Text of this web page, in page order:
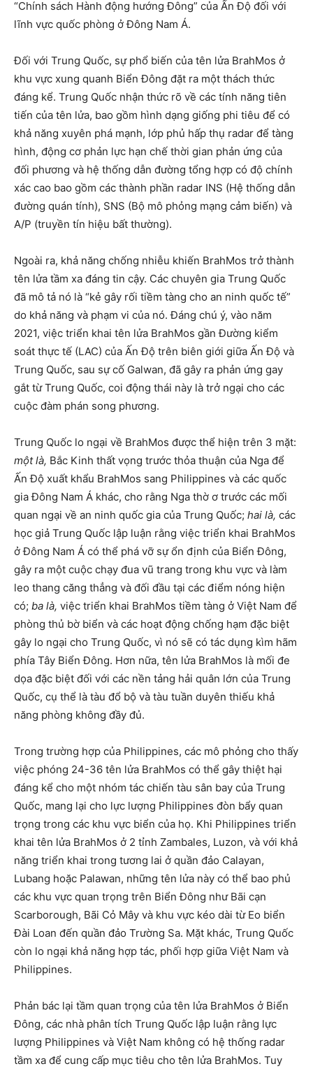
“Chính sách Hành động hướng Đông” của Ấn Độ đối với
lĩnh vực quốc phòng ở Đông Nam Á.
Đối với Trung Quốc, sự phổ biến của tên lửa BrahMos ở
khu vực xung quanh Biển Đông đặt ra một thách thức
đáng kể. Trung Quốc nhận thức rõ về các tính năng tiên
tiến của tên lửa, bao gồm hình dạng giống phi tiêu để có
khả năng xuyên phá mạnh, lớp phủ hấp thụ radar để tàng
hình, động cơ phản lực hạn chế thời gian phản ứng của
đối phương và hệ thống dẫn đường tổng hợp có độ chính
xác cao bao gồm các thành phần radar INS (Hệ thống dẫn
đường quán tính), SNS (Bộ mô phỏng mạng cảm biến) và
A/P (truyền tín hiệu bất thường).
Ngoài ra, khả năng chống nhiễu khiến BrahMos trở thành
tên lửa tầm xa đáng tin cậy. Các chuyên gia Trung Quốc
đã mô tả nó là “kẻ gây rối tiềm tàng cho an ninh quốc tế”
do khả năng và phạm vi của nó. Đáng chú ý, vào năm
2021, việc triển khai tên lửa BrahMos gần Đường kiểm
soát thực tế (LAC) của Ấn Độ trên biên giới giữa Ấn Độ và
Trung Quốc, sau sự cố Galwan, đã gây ra phản ứng gay
gắt từ Trung Quốc, coi động thái này là trở ngại cho các
cuộc đàm phán song phương.
Trung Quốc lo ngại về BrahMos được thể hiện trên 3 mặt:
một là, Bắc Kinh thất vọng trước thỏa thuận của Nga để
Ấn Độ xuất khẩu BrahMos sang Philippines và các quốc
gia Đông Nam Á khác, cho rằng Nga thờ ơ trước các mối
quan ngại về an ninh quốc gia của Trung Quốc; hai là, các
học giả Trung Quốc lập luận rằng việc triển khai BrahMos
ở Đông Nam Á có thể phá vỡ sự ổn định của Biển Đông,
gây ra một cuộc chạy đua vũ trang trong khu vực và làm
leo thang căng thẳng và đối đầu tại các điểm nóng hiện
có; ba là, việc triển khai BrahMos tiềm tàng ở Việt Nam để
phòng thủ bờ biển và các hoạt động chống hạm đặc biệt
gây lo ngại cho Trung Quốc, vì nó sẽ có tác dụng kìm hãm
phía Tây Biển Đông. Hơn nữa, tên lửa BrahMos là mối đe
dọa đặc biệt đối với các nền tảng hải quân lớn của Trung
Quốc, cụ thể là tàu đổ bộ và tàu tuần duyên thiếu khả
năng phòng không đầy đủ.
Trong trường hợp của Philippines, các mô phỏng cho thấy
việc phóng 24-36 tên lửa BrahMos có thể gây thiệt hại
đáng kể cho một nhóm tác chiến tàu sân bay của Trung
Quốc, mang lại cho lực lượng Philippines đòn bẩy quan
trọng trong các khu vực biển của họ. Khi Philippines triển
khai tên lửa BrahMos ở 2 tỉnh Zambales, Luzon, và với khả
năng triển khai trong tương lai ở quần đảo Calayan,
Lubang hoặc Palawan, những tên lửa này có thể bao phủ
các khu vực quan trọng trên Biển Đông như Bãi cạn
Scarborough, Bãi Cỏ Mây và khu vực kéo dài từ Eo biển
Đài Loan đến quần đảo Trường Sa. Mặt khác, Trung Quốc
còn lo ngại khả năng hợp tác, phối hợp giữa Việt Nam và
Philippines.
Phản bác lại tầm quan trọng của tên lửa BrahMos ở Biển
Đông, các nhà phân tích Trung Quốc lập luận rằng lực
lượng Philippines và Việt Nam không có hệ thống radar
tầm xa để cung cấp mục tiêu cho tên lửa BrahMos. Tuy